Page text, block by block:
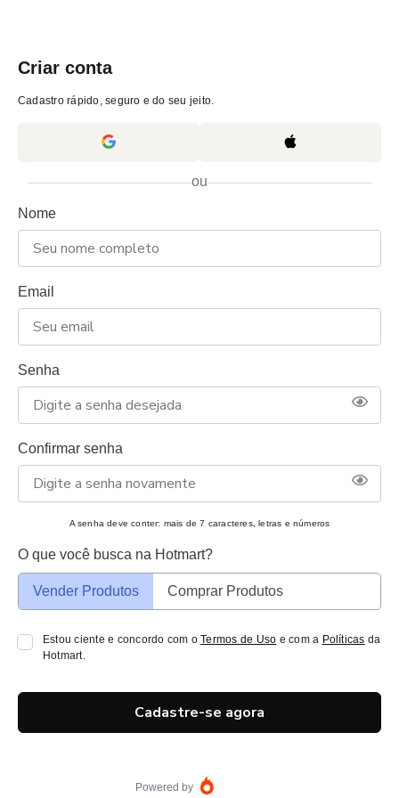
Criar conta
Cadastro rápido, seguro e do seu jeito.
ou
Nome
Email
Senha
Confirmar senha
A senha deve conter: mais de 7 caracteres, letras e números
O que você busca na Hotmart?
Vender Produtos Comprar Produtos
Estou ciente e concordo com oTermos de Uso e com a Políticas da
Hotmart.
Cadastre-se agora
Powered by